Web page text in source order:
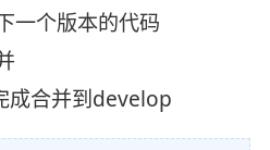
一个版本的代码
成合并到develop